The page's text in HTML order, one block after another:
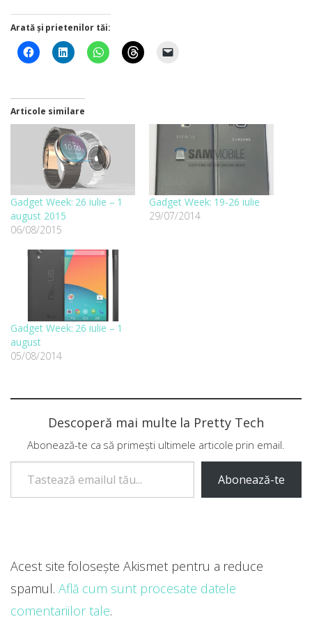
Arată și prietenilor tăi:
Articole similare
Gadget Week: 26 iulie – 1
august 2015
06/08/2015
Gadget Week: 19-26 iulie
29/07/2014
Gadget Week: 26 iulie – 1
august
05/08/2014
Descoperă mai multe la Pretty Tech
Abonează-te ca să primești ultimele articole prin email.
Tastează emailul tău...
Abonează-te
Acest site folosește Akismet pentru a reduce
spamul. Află cum sunt procesate datele
comentariilor tale.